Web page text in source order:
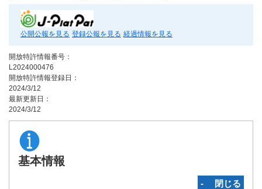
公開公報を見る 登録公報を見る 経過情報を見る
開放特許情報番号：
L2024000476
開放特許情報登録日：
2024/3/12
最新更新日：
2024/3/12
基本情報
‐ 閉じる